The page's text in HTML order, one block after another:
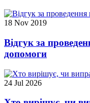
18 Nov 2019
Відгук за
допомоги
24 Jul 2026